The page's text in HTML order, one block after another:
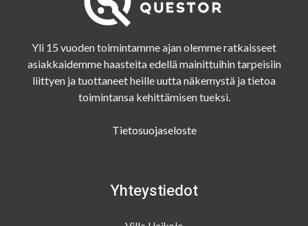
Yli 15 vuoden toimintamme ajan olemme ratkaisseet
asiakkaidemme haasteita edellä mainittuihin tarpeisiin
liittyen ja tuottaneet heille uutta näkemystä ja tietoa
toimintansa kehittämisen tueksi.
Tietosuojaseloste
Yhteystiedot